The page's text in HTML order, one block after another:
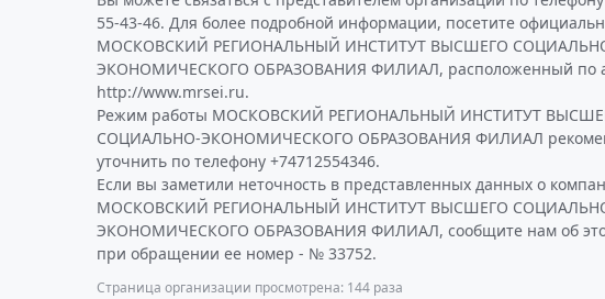
55-43-46. Для более подробной информации, посетите
МОСКОВСКИЙ РЕГИОНАЛЬНЫЙ ИНСТИТУТ ВЫСШЕГО
ЭКОНОМИЧЕСКОГО ОБРАЗОВАНИЯ ФИЛИАЛ, расположенный по
http://www.mrsei.ru.
Режим работы МОСКОВСКИЙ РЕГИОНАЛЬНЫЙ ИНСТИТУТ
СОЦИАЛЬНО-ЭКОНОМИЧЕСКОГО ОБРАЗОВАНИЯ ФИЛИАЛ
уточнить по телефону +74712554346.
Если вы заметили неточность в представленных данных о
МОСКОВСКИЙ РЕГИОНАЛЬНЫЙ ИНСТИТУТ ВЫСШЕГО
ЭКОНОМИЧЕСКОГО ОБРАЗОВАНИЯ ФИЛИАЛ, сообщите нам об
при обращении ее номер - № 33752.
Страница организации просмотрена: 144 раза